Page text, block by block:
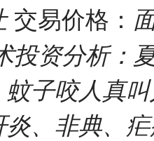
交易价格：
投资分析：
子咬人真
、非典、